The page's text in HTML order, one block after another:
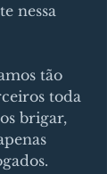
nessa
tão
toda
brigar,